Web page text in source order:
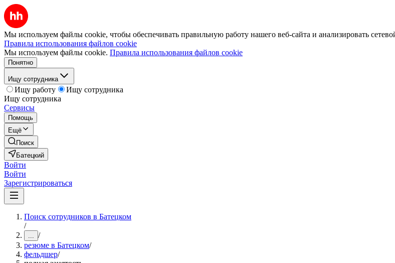
Мы используем файлы cookie, чтобы обеспечивать правильную работу нашего веб-сайта и анализировать
Правила использования файлов cookie
Мы используем файлы cookie. Правила использования файлов cookie
Понятно
Ищу сотрудника
Ищу работу
Ищу сотрудника
Ищу сотрудника
Сервисы
Помощь
Ещё
Поиск
Батецкий
Войти
Войти
Зарегистрироваться
Поиск сотрудников в Батецком
/
... /
резюме в Батецком/
фельдшер/